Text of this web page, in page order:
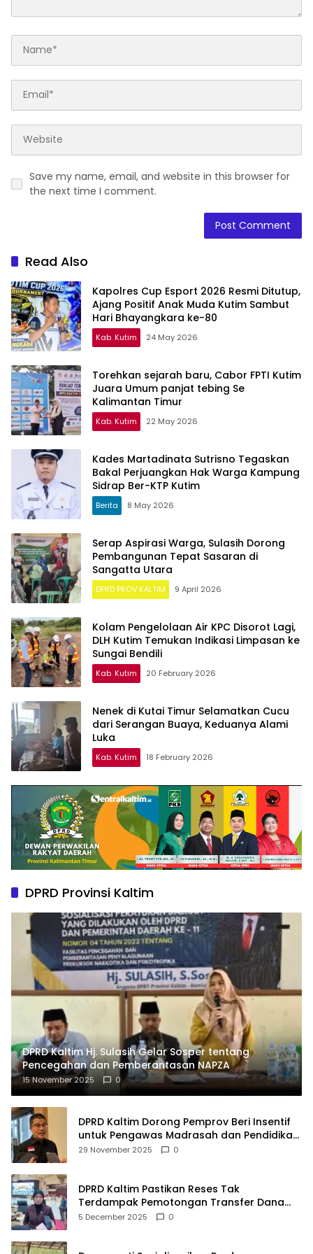
Save my name, email, and website in this browser for
the next time I comment.
Read Also
Kapolres Cup Esport 2026 Resmi Ditutup,
Ajang Positif Anak Muda Kutim Sambut
Hari Bhayangkara ke-80
Kab. Kutim 24 May 2026
Torehkan sejarah baru, Cabor FPTI Kutim
Juara Umum panjat tebing Se
Kalimantan Timur
Kab. Kutim 22 May 2026
Kades Martadinata Sutrisno Tegaskan
Bakal Perjuangkan Hak Warga Kampung
Sidrap Ber-KTP Kutim
Berita 8 May 2026
Serap Aspirasi Warga, Sulasih Dorong
Pembangunan Tepat Sasaran di
Sangatta Utara
DPRD PROV KALTIM 9 April 2026
Kolam Pengelolaan Air KPC Disorot Lagi,
DLH Kutim Temukan Indikasi Limpasan ke
Sungai Bendili
Kab. Kutim 20 February 2026
Nenek di Kutai Timur Selamatkan Cucu
dari Serangan Buaya, Keduanya Alami
Luka
Kab. Kutim 18 February 2026
DPRD Provinsi Kaltim
DPRD Kaltim Hj. Sulasih Gelar Sosper tentang
Pencegahan dan Pemberantasan NAPZA
15 November 2025 0
DPRD Kaltim Dorong Pemprov Beri Insentif
untuk Pengawas Madrasah dan Pendidikan
Agama
29 November 2025 0
DPRD Kaltim Pastikan Reses Tak
Terdampak Pemotongan Transfer Dana
Pusat
5 December 2025 0